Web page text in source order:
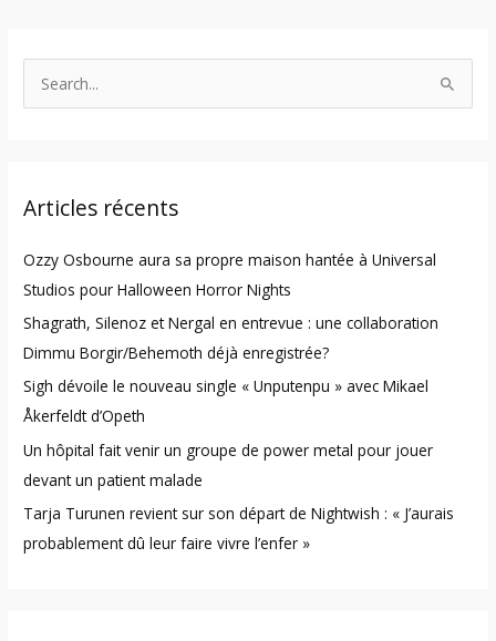
c
f
o
r
:
Articles récents
Ozzy Osbourne aura sa propre maison hantée à Universal
Studios pour Halloween Horror Nights
Shagrath, Silenoz et Nergal en entrevue : une collaboration
Dimmu Borgir/Behemoth déjà enregistrée?
Sigh dévoile le nouveau single « Unputenpu » avec Mikael
Åkerfeldt d’Opeth
Un hôpital fait venir un groupe de power metal pour jouer
devant un patient malade
Tarja Turunen revient sur son départ de Nightwish : « J’aurais
probablement dû leur faire vivre l’enfer »